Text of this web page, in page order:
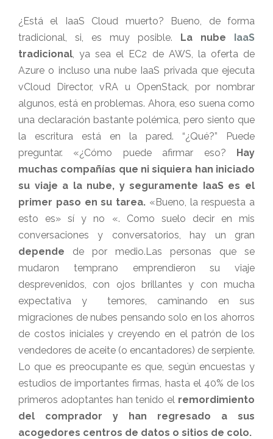
¿Está el IaaS Cloud muerto? Bueno, de forma
tradicional, si, es muy posible. La nube IaaS
tradicional, ya sea el EC2 de AWS, la oferta de
Azure o incluso una nube IaaS privada que ejecuta
vCloud Director, vRA u OpenStack, por nombrar
algunos, está en problemas. Ahora, eso suena como
una declaración bastante polémica, pero siento que
la escritura está en la pared. “¿Qué?” Puede
preguntar. «¿Cómo puede afirmar eso? Hay
muchas compañías que ni siquiera han iniciado
su viaje a la nube, y seguramente IaaS es el
primer paso en su tarea. «Bueno, la respuesta a
esto es» sí y no «. Como suelo decir en mis
conversaciones y conversatorios, hay un gran
depende de por medio.Las personas que se
mudaron temprano emprendieron su viaje
desprevenidos, con ojos brillantes y con mucha
expectativa y temores, caminando en sus
migraciones de nubes pensando solo en los ahorros
de costos iniciales y creyendo en el patrón de los
vendedores de aceite (o encantadores) de serpiente.
Lo que es preocupante es que, según encuestas y
estudios de importantes firmas, hasta el 40% de los
primeros adoptantes han tenido el remordimiento
del comprador y han regresado a sus
acogedores centros de datos o sitios de colo.